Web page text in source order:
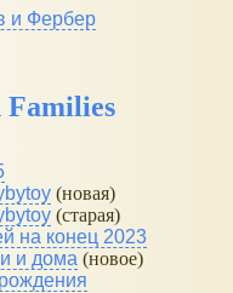
Мягкие шитые
и Фербер
Families
(новая)
(старая)
на конец 2023
и дома (новое)